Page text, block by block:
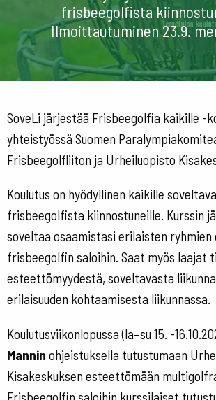
frisbeegolfista
Ilmoittautuminen 23.9.
SoveLi järjestää Frisbeegolfia kaikille -
yhteistyössä Suomen
Frisbeegolfliiton ja Urheiluopisto
Koulutus on hyödyllinen kaikille
frisbeegolfista kiinnostuneille. Kurssin
soveltaa osaamistasi erilaisten ryhmien
frisbeegolfin saloihin. Saat myös laajat
esteettömyydestä, soveltavasta
erilaisuuden kohtaamisesta liikunnassa.
Koulutusviikonlopussa (la–su 15. -
Mannin ohjeistuksella tutustumaan
Kisakeskuksen esteettömään
Frisbeegolfin saloihin kurssilaiset